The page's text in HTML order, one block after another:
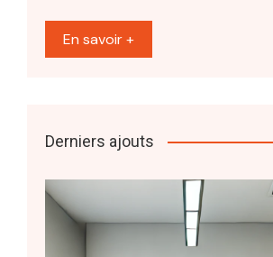
En savoir +
Derniers ajouts